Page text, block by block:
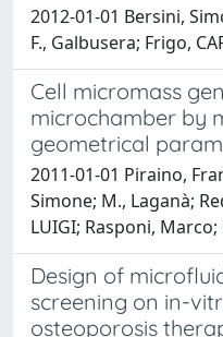
2012-01-01 Bersini,
F., Galbusera; Frigo,
Cell micromass
microchamber by
geometrical
2011-01-01 Piraino,
Simone; M., Laganà;
LUIGI; Rasponi,
Design of
screening on in-
osteoporosis